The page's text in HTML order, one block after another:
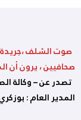
صوت الشلف
صحافيين ، يرون أن
المدير العام :